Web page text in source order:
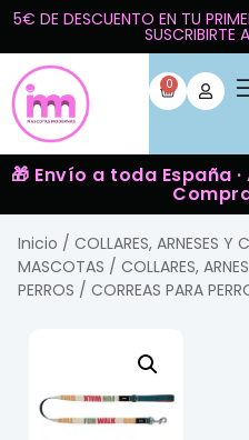
5€ DE DESCUENTO EN TU
SUSCRIBIRTE
0
🎁 Envío a toda España
Inicio / COLLARES, ARNESES Y
MASCOTAS / COLLARES,
PERROS / CORREAS PARA